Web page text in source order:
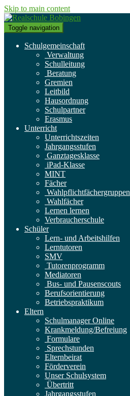
Skip to main content
Toggle navigation
Schulgemeinschaft
Verwaltung
Schulleitung
Beratung
Gremien
Leitbild
Hausordnung
Schulpartner
Erasmus
Unterricht
Unterrichtszeiten
Jahrgangsstufen
Ganztagesklasse
iPad-Klasse
MINT
Fächer
Wahlpflichtfächergruppen
Wahlfächer
Lernen lernen
Verbraucherschule
Schüler
Lern- und Arbeitshilfen
Lerntutoren
SMV
Tutorenprogramm
Mediatoren
Bus- und Pausenscouts
Berufsorientierung
Betriebspraktikum
Eltern
Schulmanager Online
Krankmeldung/Befreiung
Formulare
Sprechstunden
Elternbeirat
Förderverein
Unser Schulsystem
Übertritt
Jahrgangsstufen